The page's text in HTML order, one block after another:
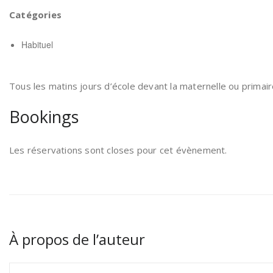
Catégories
Habituel
Tous les matins jours d’école devant la maternelle ou
Bookings
Les réservations sont closes pour cet évènement.
À propos de l’auteur